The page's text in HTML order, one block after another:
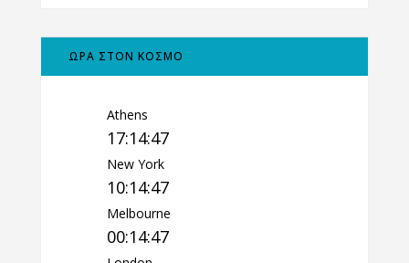
ΩΡΑ ΣΤΟΝ ΚΟΣΜΟ
Athens
17:14:48
New York
10:14:48
Melbourne
00:14:48